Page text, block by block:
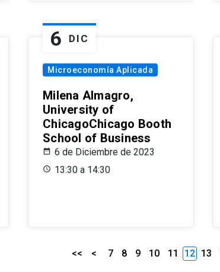
6 DIC
Microeconomía Aplicada
Milena Almagro,
University of
ChicagoChicago Booth
School of Business
6 de Diciembre de 2023
13:30 a 14:30
<< < 7 8 9 10 11 12 13